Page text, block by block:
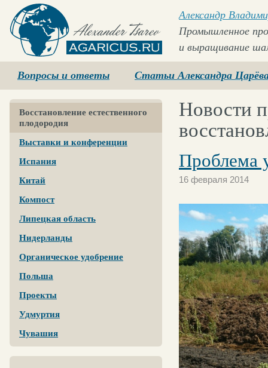
Agaricus.ru
Александр
Промышленное
и выращивание
Вопросы и ответы Статьи Александра
Восстановление естественного
плодородия
Выставки и конференции
Испания
Китай
Компост
Липецкая область
Нидерланды
Органическое удобрение
Польша
Проекты
Удмуртия
Чувашия
Новости
Проблема
16 февраля 2014